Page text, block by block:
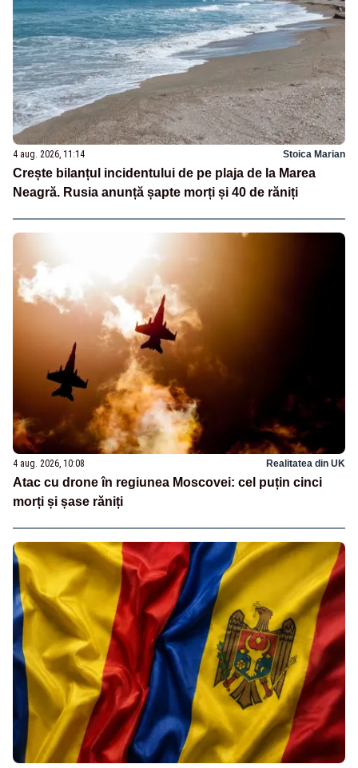
4 aug. 2026, 11:14 Stoica Marian
Crește bilanțul incidentului de pe plaja de la Marea
Neagră. Rusia anunță șapte morți și 40 de răniți
4 aug. 2026, 10:08 Realitatea din UK
Atac cu drone în regiunea Moscovei: cel puțin cinci
morți și șase răniți